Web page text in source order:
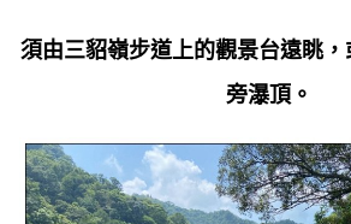
須由三貂嶺步道上的觀景台遠眺
旁瀑頂。